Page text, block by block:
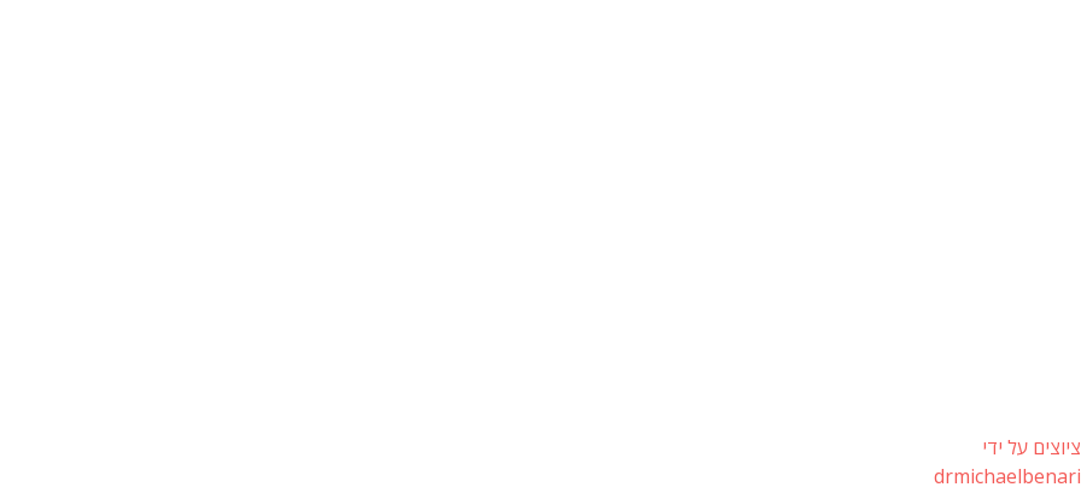
ציוצים על ידי
drmichaelbenari